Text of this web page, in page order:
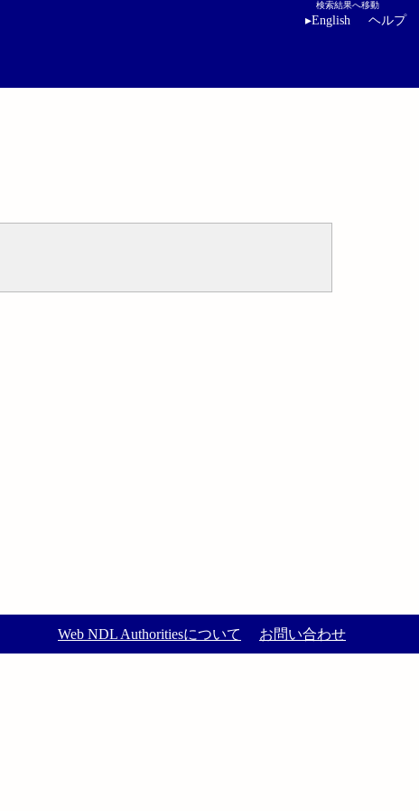
検索結果へ移動
▸English ヘルプ
Web NDL Authoritiesについて お問い合わせ